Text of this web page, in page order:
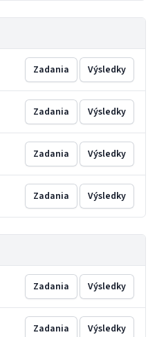
Zadania Výsledky
Zadania Výsledky
Zadania Výsledky
Zadania Výsledky
Zadania Výsledky
Zadania Výsledky